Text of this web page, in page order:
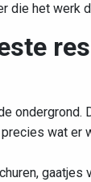
die het werk
ondergrond.
wat er